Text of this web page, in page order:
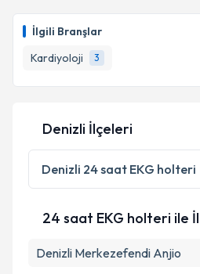
İlgili Branşlar
Kardiyoloji
3
Denizli İlçeleri
Denizli 24 saat EKG holteri
24 saat EKG holteri ile
Denizli Merkezefendi Anjio